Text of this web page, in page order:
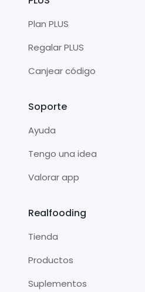
Plan PLUS
Regalar PLUS
Canjear código
Soporte
Ayuda
Tengo una idea
Valorar app
Realfooding
Tienda
Productos
Suplementos